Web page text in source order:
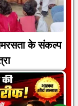
के संकल्प